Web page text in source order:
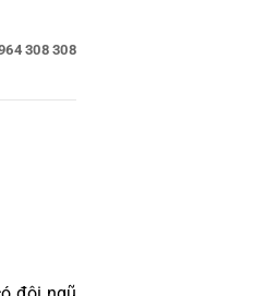
308 308